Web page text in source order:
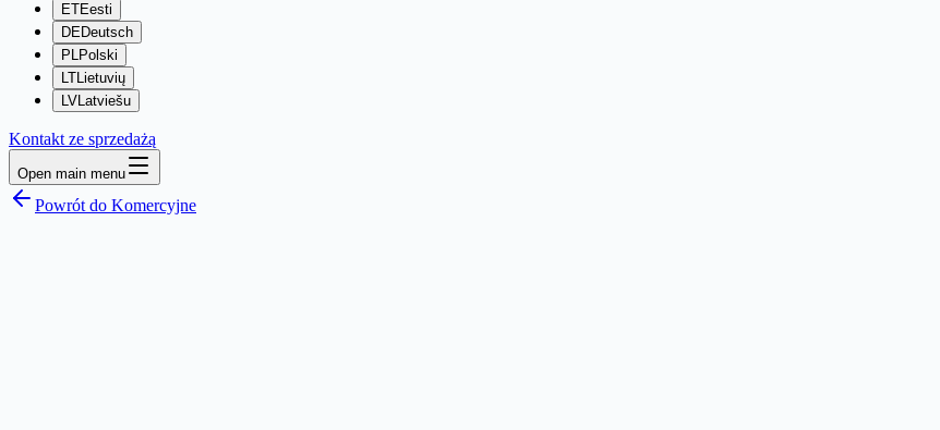
ETEesti
DEDeutsch
PLPolski
LTLietuvių
LVLatviešu
Kontakt ze sprzedażą
Open main menu
Powrót do Komercyjne